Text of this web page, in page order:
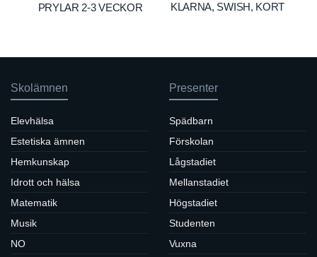
PRYLAR 2-3 VECKOR KLARNA, SWISH, KORT
Skolämnen
Elevhälsa
Estetiska ämnen
Hemkunskap
Idrott och hälsa
Matematik
Musik
NO
Presenter
Spädbarn
Förskolan
Lågstadiet
Mellanstadiet
Högstadiet
Studenten
Vuxna